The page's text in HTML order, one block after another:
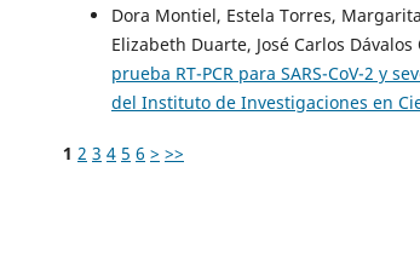
Dora Montiel, Estela Torres,
Elizabeth Duarte, José Carlos
prueba RT-PCR para SARS-CoV-2 y
del Instituto de Investigaciones en
1 2 3 4 5 6 > >>